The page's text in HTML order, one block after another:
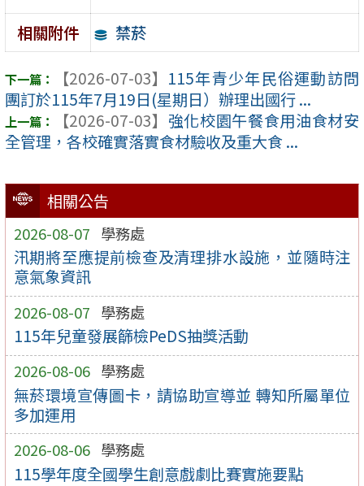
相關公告
2026-08-07 學務處
汛期將至應提前檢查及清理排水設施，並隨時注
意氣象資訊
2026-08-07 學務處
115年兒童發展篩檢PeDS抽獎活動
2026-08-06 學務處
無菸環境宣傳圖卡，請協助宣導並 轉知所屬單位
多加運用
2026-08-06 學務處
115學年度全國學生創意戲劇比賽實施要點
相關附件 禁菸
【2026-07-03】 115年青少年民俗運動訪問
團訂於115年7月19日(星期日）辦理出國行 ...
【2026-07-03】 強化校園午餐食用油食材安
全管理，各校確實落實食材驗收及重大食 ...